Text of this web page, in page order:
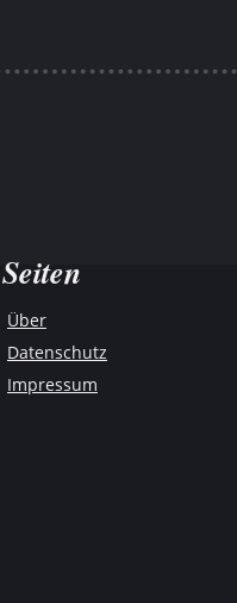
Seiten
Über
Datenschutz
Impressum